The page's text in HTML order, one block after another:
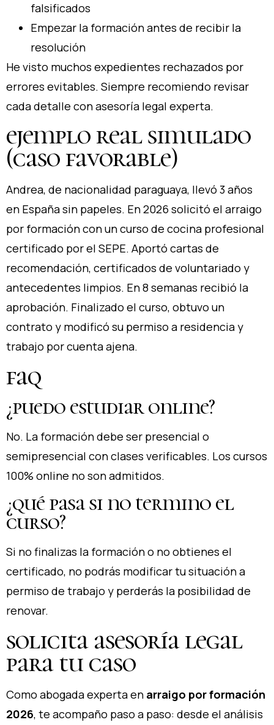
falsificados
Empezar la formación antes de recibir la
resolución
He visto muchos expedientes rechazados por
errores evitables. Siempre recomiendo revisar
cada detalle con asesoría legal experta.
ejemplo real simulado
(caso favorable)
Andrea, de nacionalidad paraguaya, llevó 3 años
en España sin papeles. En 2026 solicitó el arraigo
por formación con un curso de cocina profesional
certificado por el SEPE. Aportó cartas de
recomendación, certificados de voluntariado y
antecedentes limpios. En 8 semanas recibió la
aprobación. Finalizado el curso, obtuvo un
contrato y modificó su permiso a residencia y
trabajo por cuenta ajena.
faq
¿puedo estudiar online?
No. La formación debe ser presencial o
semipresencial con clases verificables. Los cursos
100% online no son admitidos.
¿qué pasa si no termino el
curso?
Si no finalizas la formación o no obtienes el
certificado, no podrás modificar tu situación a
permiso de trabajo y perderás la posibilidad de
renovar.
solicita asesoría legal
para tu caso
Como abogada experta en arraigo por formación
2026, te acompaño paso a paso: desde el análisis